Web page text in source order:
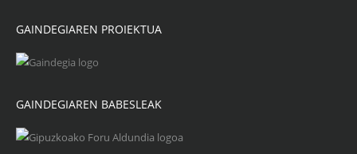
GAINDEGIAREN PROIEKTUA
GAINDEGIAREN BABESLEAK